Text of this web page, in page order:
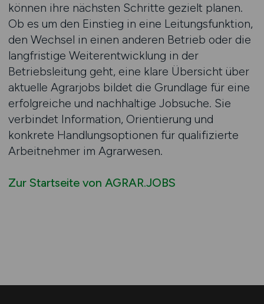
können ihre nächsten Schritte gezielt planen.
Ob es um den Einstieg in eine Leitungsfunktion,
den Wechsel in einen anderen Betrieb oder die
langfristige Weiterentwicklung in der
Betriebsleitung geht, eine klare Übersicht über
aktuelle Agrarjobs bildet die Grundlage für eine
erfolgreiche und nachhaltige Jobsuche. Sie
verbindet Information, Orientierung und
konkrete Handlungsoptionen für qualifizierte
Arbeitnehmer im Agrarwesen.
Zur Startseite von AGRAR.JOBS